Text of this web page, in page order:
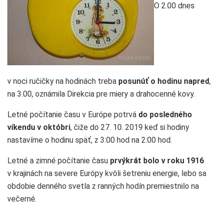
O 2.00 dnes
v noci ručičky na hodinách treba posunúť o hodinu napred,
na 3.00, oznámila Direkcia pre miery a drahocenné kovy.
Letné počítanie času v Európe potrvá do posledného
víkendu v októbri, čiže do 27. 10. 2019 keď si hodiny
nastavíme o hodinu späť, z 3:00 hod na 2:00 hod.
Letné a zimné počítanie času prvýkrát bolo v roku 1916
v krajinách na severe Európy kvôli šetreniu energie, lebo sa
obdobie denného svetla z ranných hodín premiestnilo na
večerné.